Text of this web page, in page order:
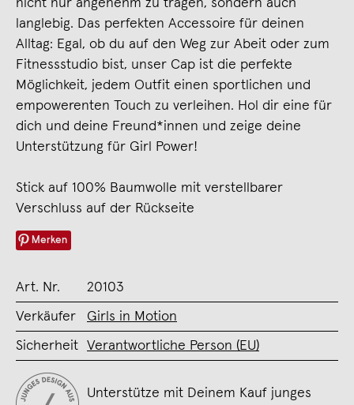
nicht nur angenehm zu tragen, sondern auch
langlebig. Das perfekten Accessoire für deinen
Alltag: Egal, ob du auf den Weg zur Abeit oder zum
Fitnessstudio bist, unser Cap ist die perfekte
Möglichkeit, jedem Outfit einen sportlichen und
empowerenten Touch zu verleihen. Hol dir eine für
dich und deine Freund*innen und zeige deine
Unterstützung für Girl Power!
Stick auf 100% Baumwolle mit verstellbarer
Verschluss auf der Rückseite
Merken
Art. Nr. 20103
Verkäufer Girls in Motion
Sicherheit Verantwortliche Person (EU)
Unterstütze mit Deinem Kauf junges